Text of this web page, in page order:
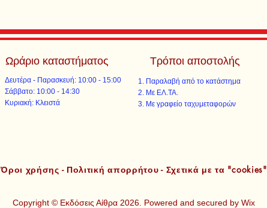
Ωράριο καταστήματος
Δευτέρα - Παρασκευή: 10:00 - 15:00
​​Σάββατο: 10:00 - 14:30
​Κυριακή: Κλειστά
Τρόποι αποστολής
Παραλαβή από το κατάστημα
Με ΕΛ.ΤΑ.​​
Με γραφείο ταχυμεταφορών​
Όροι χρήσης - Πολιτική απορρήτου - Σχετικά με τα "cookies"
Copyright © Εκδόσεις Αίθρα 2026. Powered and secured by Wix